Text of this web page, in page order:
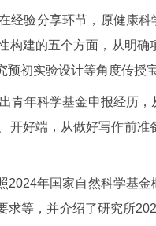
经验分享环节，原健康科
构建的五个方面，从明
初实验设计等角度传授
青年科学基金申报经历
开好端，从做好写作前
2024年国家自然科学基
求等，并介绍了研究所